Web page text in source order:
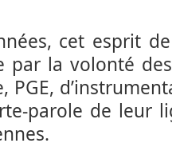
cet esprit
par la volonté
PGE,
parole de leur